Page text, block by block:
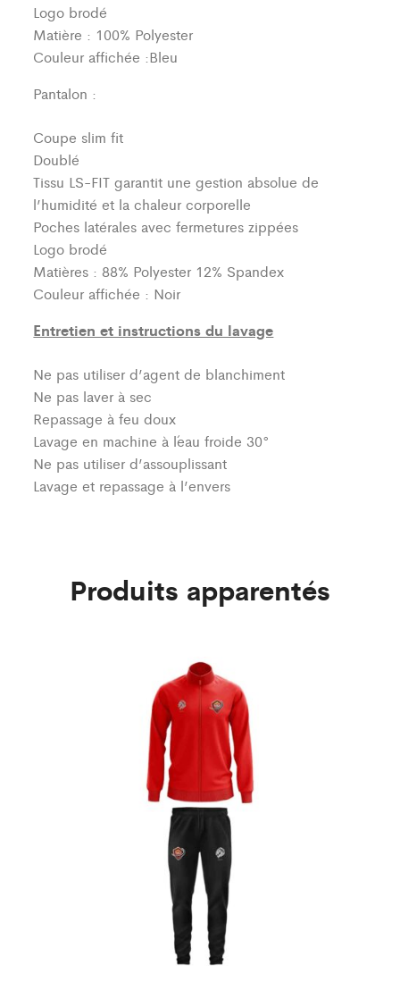
Logo brodé
Matière : 100% Polyester
Couleur affichée :Bleu
Pantalon :
Coupe slim fit
Doublé
Tissu LS-FIT garantit une gestion absolue de
l’humidité et la chaleur corporelle
Poches latérales avec fermetures zippées
Logo brodé
Matières : 88% Polyester 12% Spandex
Couleur affichée : Noir
Entretien et instructions du lavage
Ne pas utiliser d’agent de blanchiment
Ne pas laver à sec
Repassage à feu doux
Lavage en machine à l´eau froide 30°
Ne pas utiliser d’assouplissant
Lavage et repassage à l’envers
Produits apparentés